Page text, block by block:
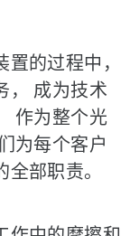
的过程中，
， 成为技术
作为整个光
为每个客户
部职责。